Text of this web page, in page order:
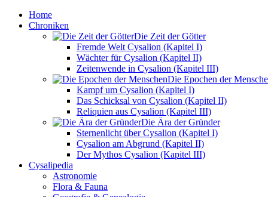
Home
Chroniken
Die Zeit der Götter
Fremde Welt Cysalion (Kapitel I)
Wächter für Cysalion (Kapitel II)
Zeitenwende in Cysalion (Kapitel III)
Die Epochen der
Kampf um Cysalion (Kapitel I)
Das Schicksal von Cysalion (Kapitel II)
Reliquien aus Cysalion (Kapitel III)
Die Ära der Gründer
Sternenlicht über Cysalion (Kapitel I)
Cysalion am Abgrund (Kapitel II)
Der Mythos Cysalion (Kapitel III)
Cysalipedia
Astronomie
Flora & Fauna